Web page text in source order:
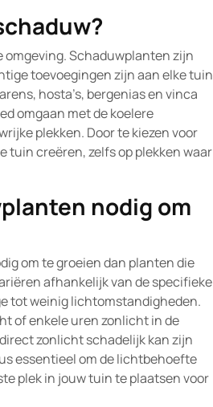
omgeving. Schaduwplanten zijn
toevoegingen zijn aan elke tuin
hosta’s, bergenias en vinca
omgaan met de koelere
plekken. Door te kiezen voor
tuin creëren, zelfs op plekken waar
nodig om
om te groeien dan planten die
afhankelijk van de specifieke
tot weinig lichtomstandigheden.
of enkele uren zonlicht in de
zonlicht schadelijk kan zijn
essentieel om de lichtbehoefte
plek in jouw tuin te plaatsen voor